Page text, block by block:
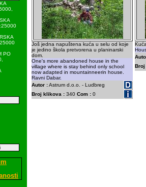
PO
Još jedna napuštena kuća u selu od koje
je jedino škola pretvorena u planinarski
dom.
One's more abandoned house in the
village where is stay behind only school
now adapted in mountainneerin house.
Ravni Dabar.
Autor :Astrum d.o.o. - Ludbreg
Broj klikova : 340 Com : 0